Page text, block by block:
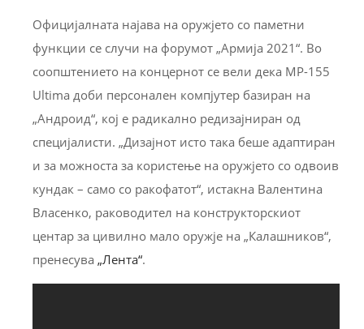
Официјалната најава на оружјето со паметни
функции се случи на форумот „Армија 2021“. Во
соопштението на концернот се вели дека MP-155
Ultima доби персонален компјутер базиран на
„Андроид“, кој е радикално редизајниран од
специјалисти. „Дизајнот исто така беше адаптиран
и за можноста за користење на оружјето со одвоив
кундак – само со ракофатот“, истакна Валентина
Власенко, раководител на конструкторскиот
центар за цивилно мало оружје на „Калашников“,
пренесува „Лента“.